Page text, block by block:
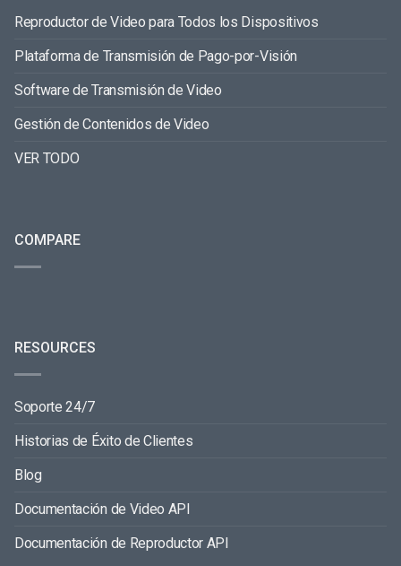
Reproductor de Video para Todos los Dispositivos
Plataforma de Transmisión de Pago-por-Visión
Software de Transmisión de Video
Gestión de Contenidos de Video
VER TODO
COMPARE
RESOURCES
Soporte 24/7
Historias de Éxito de Clientes
Blog
Documentación de Video API
Documentación de Reproductor API